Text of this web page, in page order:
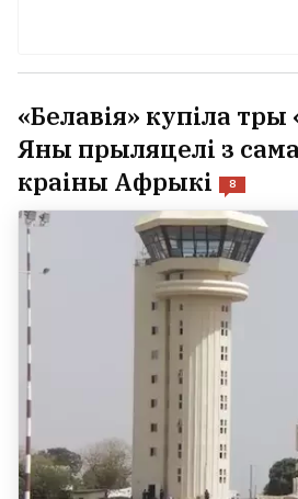
«Белавія» купіла тры
Яны прыляцелі з
краіны Афрыкі
8